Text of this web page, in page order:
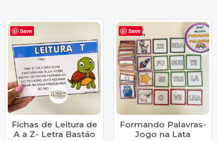
Save
Fichas de Leitura de
A a Z- Letra Bastão
Save
Formando Palavras-
Jogo na Lata